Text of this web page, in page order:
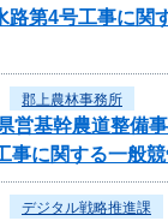
第4号工事に関
郡上農林事務所
営基幹農道整備
に関する一般
デジタル戦略推進課